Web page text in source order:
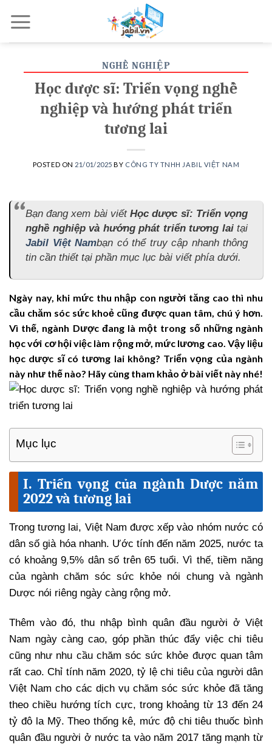
NGHỀ NGHIỆP
Học dược sĩ: Triển vọng nghề
nghiệp và hướng phát triển
tương lai
POSTED ON 21/01/2025 BY CÔNG TY TNHH JABIL VIỆT NAM
Bạn đang xem bài viếtHọc dược sĩ: Triển vọng
nghề nghiệp và hướng phát triển tương laitại
Jabil Việt Nambạn có thể truy cập nhanh thông
tin cần thiết tại phần mục lục bài viết phía dưới.
Ngày nay, khi mức thu nhập con người tăng cao thì nhu
cầu chăm sóc sức khoẻ cũng được quan tâm, chú ý hơn.
Vì thế, ngành Dược đang là một trong số những ngành
học với cơ hội việc làm rộng mở, mức lương cao. Vậy liệu
học dược sĩ có tương lai không? Triển vọng của ngành
này như thế nào? Hãy cùng tham khảo ở bài viết này nhé!
Mục lục
I. Triển vọng của ngành Dược năm
2022 và tương lai
Trong tương lai, Việt Nam được xếp vào nhóm nước có
dân số già hóa nhanh. Ước tính đến năm 2025, nước ta
có khoảng 9,5% dân số trên 65 tuổi. Vì thế, tiềm năng
của ngành chăm sóc sức khỏe nói chung và ngành
Dược nói riêng ngày càng rộng mở.
Thêm vào đó, thu nhập bình quân đầu người ở Việt
Nam ngày càng cao, góp phần thúc đẩy việc chi tiêu
cũng như nhu cầu chăm sóc sức khỏe được quan tâm
rất cao. Chỉ tính năm 2020, tỷ lệ chi tiêu của người dân
Việt Nam cho các dịch vụ chăm sóc sức khỏe đã tăng
theo chiều hướng tích cực, trong khoảng từ 13 đến 24
tỷ đô la Mỹ. Theo thống kê, mức độ chi tiêu thuốc bình
quân đầu người ở nước ta vào năm 2017 tăng mạnh từ